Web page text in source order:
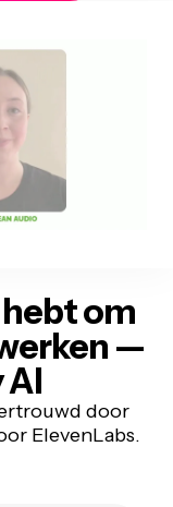
om
—
AI
door
ElevenLabs.